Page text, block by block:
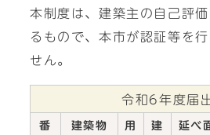
本制度は、建築主の自己評
るもので、本市が認証等を
せん。
令和6年度届
番
建築物
用
建
延べ